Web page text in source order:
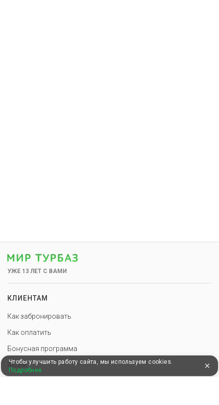
УЖЕ 13 ЛЕТ С ВАМИ
КЛИЕНТАМ
Как забронировать
Как оплатить
Бонусная программа
Акции
Чтобы улучшить работу сайта, мы используем cookies.
Подробнее